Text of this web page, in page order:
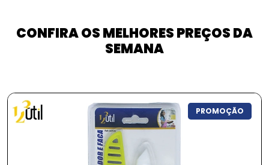
CONFIRA OS MELHORES PREÇOS DA
SEMANA
PROMOÇÃO